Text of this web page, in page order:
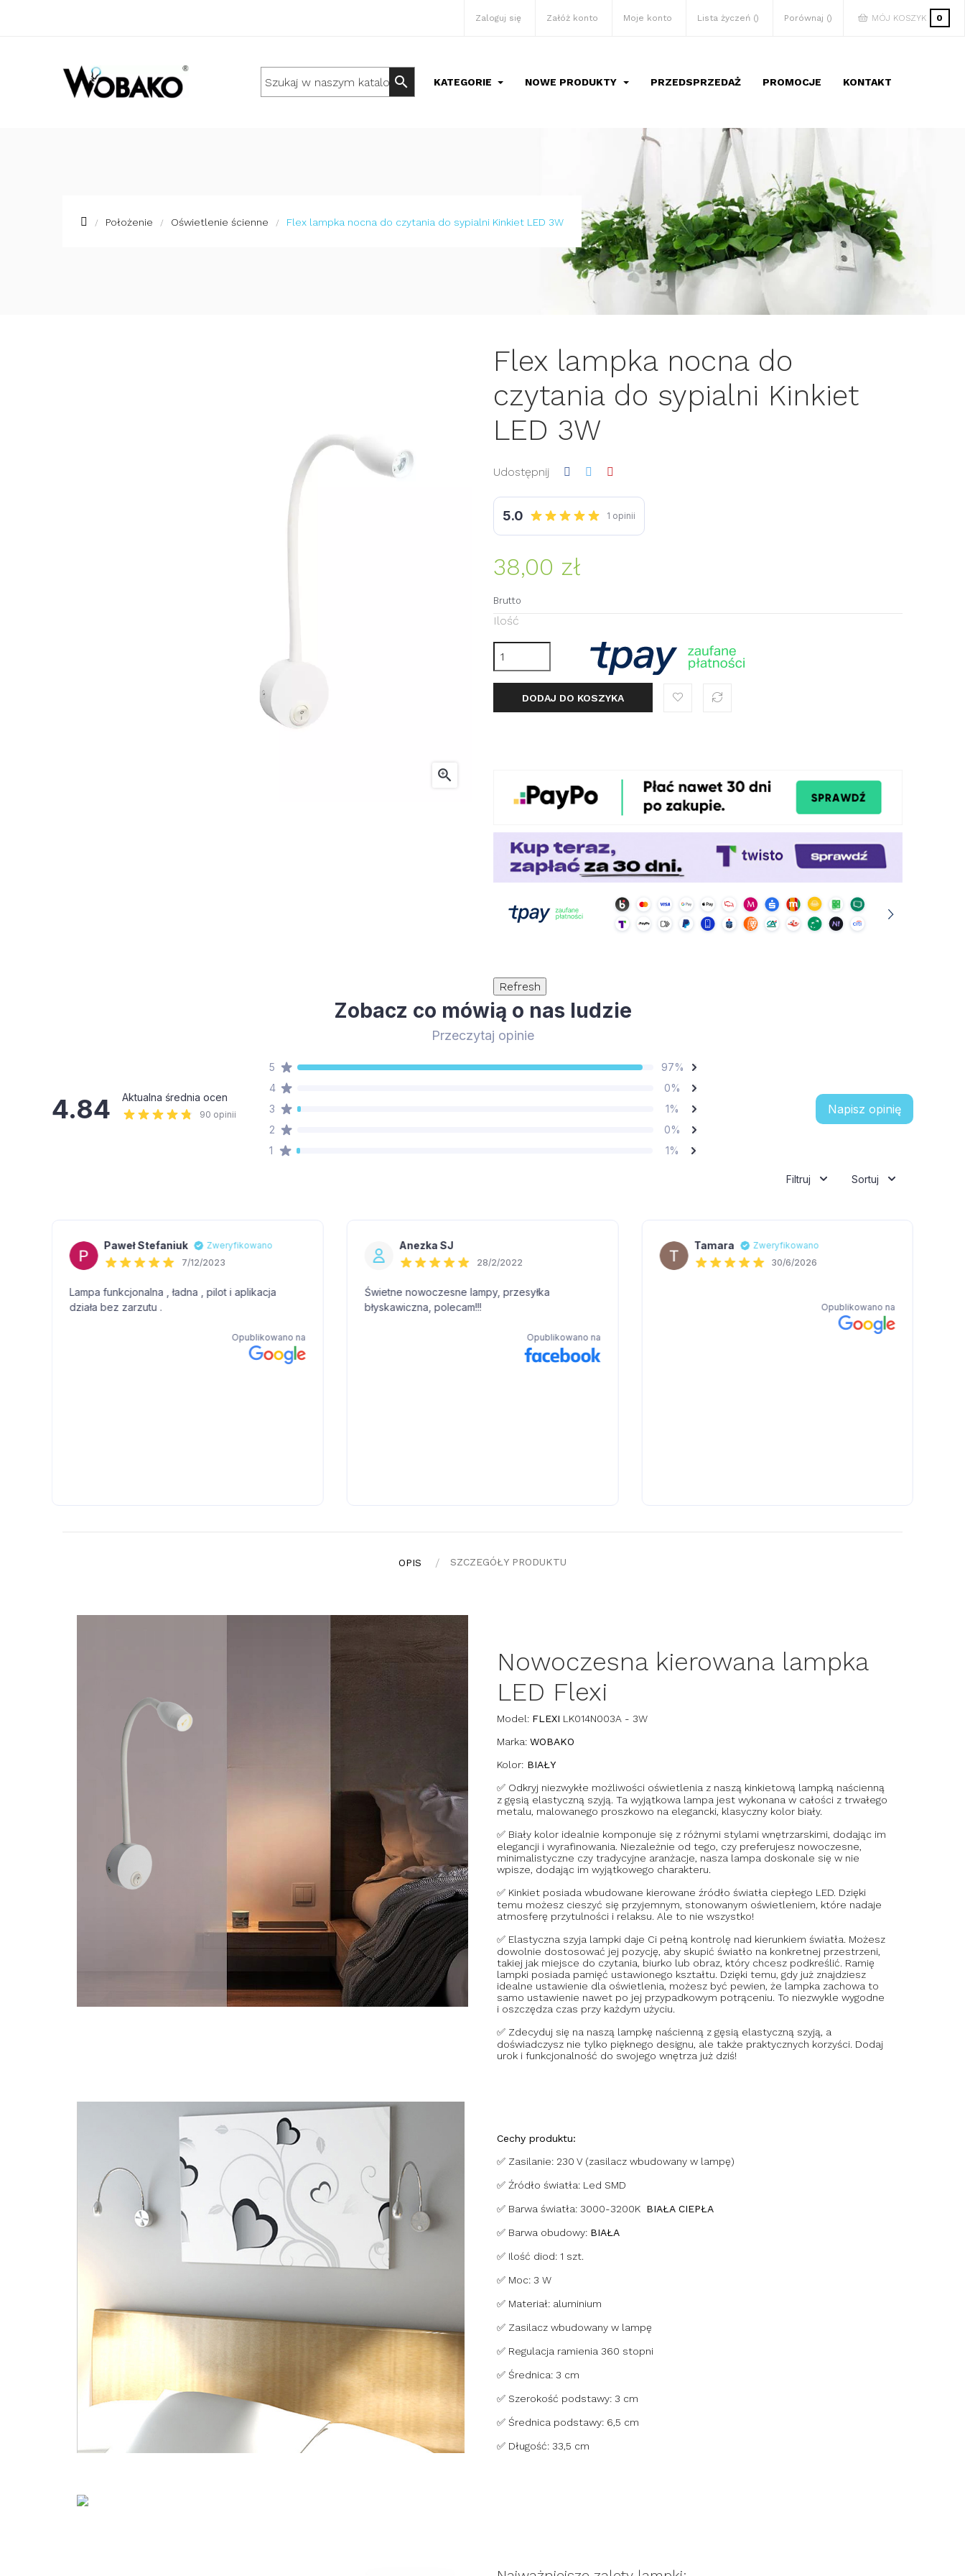
Zaloguj się Załóż konto Moje konto Lista życzeń Porównaj MÓJ KOSZYK 0
search KATEGORIE NOWE PRODUKTY PRZEDSPRZEDAŻ PROMOCJE KONTAKT
Położenie Oświetlenie ścienne Flex lampka nocna do czytania do sypialni Kinkiet LED 3W

Flex lampka nocna do
czytania do sypialni Kinkiet
LED 3W
Udostępnij
38,00 zł
Brutto
Ilość
DODAJ DO KOSZYKA
OPIS SZCZEGÓŁY PRODUKTU
Nowoczesna kierowana lampka
LED Flexi
Model: FLEXI LK014N003A - 3W
Marka: WOBAKO
Kolor: BIAŁY
✅ Odkryj niezwykłe możliwości oświetlenia z naszą kinkietową lampką naścienną
z gęsią elastyczną szyją. Ta wyjątkowa lampa jest wykonana w całości z trwałego
metalu, malowanego proszkowo na elegancki, klasyczny kolor biały.
✅ Biały kolor idealnie komponuje się z różnymi stylami wnętrzarskimi, dodając im
elegancji i wyrafinowania. Niezależnie od tego, czy preferujesz nowoczesne,
minimalistyczne czy tradycyjne aranżacje, nasza lampa doskonale się w nie
wpisze, dodając im wyjątkowego charakteru.
✅ Kinkiet posiada wbudowane kierowane źródło światła ciepłego LED. Dzięki
temu możesz cieszyć się przyjemnym, stonowanym oświetleniem, które nadaje
atmosferę przytulności i relaksu. Ale to nie wszystko!
✅ Elastyczna szyja lampki daje Ci pełną kontrolę nad kierunkiem światła. Możesz
dowolnie dostosować jej pozycję, aby skupić światło na konkretnej przestrzeni,
takiej jak miejsce do czytania, biurko lub obraz, który chcesz podkreślić. Ramię
lampki posiada pamięć ustawionego kształtu. Dzięki temu, gdy już znajdziesz
idealne ustawienie dla oświetlenia, możesz być pewien, że lampka zachowa to
samo ustawienie nawet po jej przypadkowym potrąceniu. To niezwykle wygodne
i oszczędza czas przy każdym użyciu.
✅ Zdecyduj się na naszą lampkę naścienną z gęsią elastyczną szyją, a
doświadczysz nie tylko pięknego designu, ale także praktycznych korzyści. Dodaj
urok i funkcjonalność do swojego wnętrza już dziś!
Cechy produktu:
✅ Zasilanie: 230 V (zasilacz wbudowany w lampę)
✅ Źródło światła: Led SMD
✅ Barwa światła: 3000-3200K BIAŁA CIEPŁA
✅ Barwa obudowy: BIAŁA
✅ Ilość diod: 1 szt.
✅ Moc: 3 W
✅ Materiał: aluminium
✅ Zasilacz wbudowany w lampę
✅ Regulacja ramienia 360 stopni
✅ Średnica: 3 cm
✅ Szerokość podstawy: 3 cm
✅ Średnica podstawy: 6,5 cm
✅ Długość: 33,5 cm